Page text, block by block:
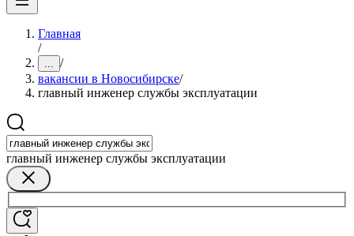
Главная
/
... /
вакансии в Новосибирске/
главный инженер службы эксплуатации
главный инженер службы эксплуатации